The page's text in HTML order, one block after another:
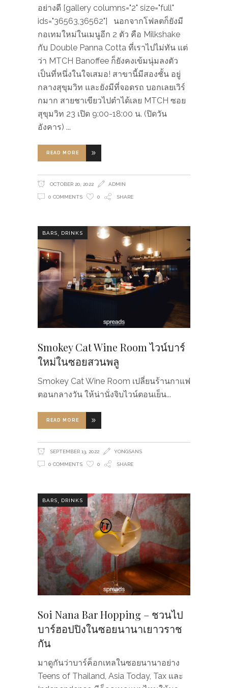
อย่างดี [gallery columns="2" size="full"
ids="36563,36562"] นอกจากโฟลตก็ยังมี
กอเทมใหม่ในเมนูอีก 2 ตัว คือ Milkshake
กับ Double Panna Cotta ที่เราไปไม่ทัน แต่
ว่า MTCH Banoffee ก็ยังคงเข้มนุ่มลงตัว
เป็นที่หนึ่งในใจเสมอ! สาขานี้มีสองชั้น อยู่
กลางสุขุมวิท และยังมีที่จอดรถ บอกเลยเวิร์
กมาก สายชาเขียวไปตำได้เลย MTCH ซอย
สุขุมวิท 23 เปิด 9:00-18:00 น. (ปิดวัน
อังคาร)
READ MORE
OCTOBER 20, 2022 ADMIN
0 COMMENTS 0 SHARE
BARS, DRINKS
Smokey Cat Wine Room ไวน์บาร์
ใหม่ในซอยสวนพลู
Smokey Cat Wine Room เปลี่ยนร้านกาแฟ
ตอนกลางวัน ให้น่านั่งจิบไวน์ตอนเย็น
READ MORE
SEPTEMBER 13, 2022 YONGSANS
0 COMMENTS 0 SHARE
BARS, DRINKS
Soi Nana Bar Hopping – ชวนไป
บาร์ฮอปปิงในซอยนานาเยาวราช
กัน
มาดูกันว่าบาร์ค็อกเทลในซอยนานาอย่าง
Teens of Thailand, Asia Today, Tax และ